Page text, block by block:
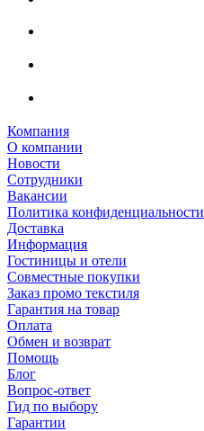
Компания
О компании
Новости
Сотрудники
Вакансии
Политика конфиденциальности
Доставка
Информация
Гостиницы и отели
Совместные покупки
Заказ промо текстиля
Гарантия на товар
Оплата
Обмен и возврат
Помощь
Блог
Вопрос-ответ
Гид по выбору
Гарантии